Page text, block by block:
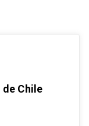
Chile